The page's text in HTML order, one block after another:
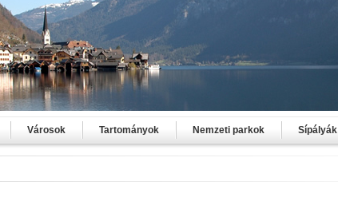
Városok Tartományok Nemzeti parkok Sípályák